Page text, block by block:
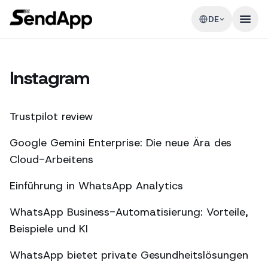
DE
Instagram
Trustpilot review
Google Gemini Enterprise: Die neue Ära des
Cloud-Arbeitens
Einführung in WhatsApp Analytics
WhatsApp Business-Automatisierung: Vorteile,
Beispiele und KI
WhatsApp bietet private Gesundheitslösungen